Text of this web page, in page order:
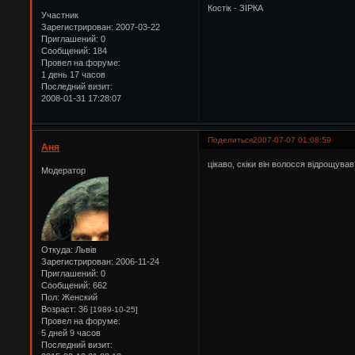
Участник
Зарегистрирован: 2007-03-22
Приглашений: 0
Сообщений: 184
Провел на форуме:
1 день 17 часов
Последний визит:
2008-01-31 17:28:07
Костік - ЗІРКА
Поделиться2007-07-07 01:08:59
Аня
Модератор
Откуда: Львів
Зарегистрирован: 2006-11-24
Приглашений: 0
Сообщений: 662
Пол: Женский
Возраст: 36[1989-10-25]
Провел на форуме:
5 дней 9 часов
Последний визит:
цікаво, скіки він волосся